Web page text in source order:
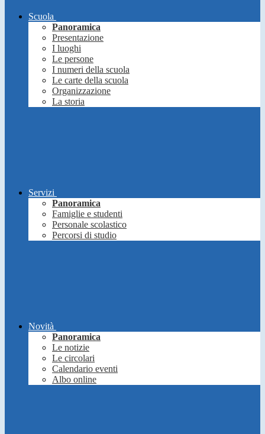
Scuola
Panoramica
Presentazione
I luoghi
Le persone
I numeri della scuola
Le carte della scuola
Organizzazione
La storia
Servizi
Panoramica
Famiglie e studenti
Personale scolastico
Percorsi di studio
Novità
Panoramica
Le notizie
Le circolari
Calendario eventi
Albo online